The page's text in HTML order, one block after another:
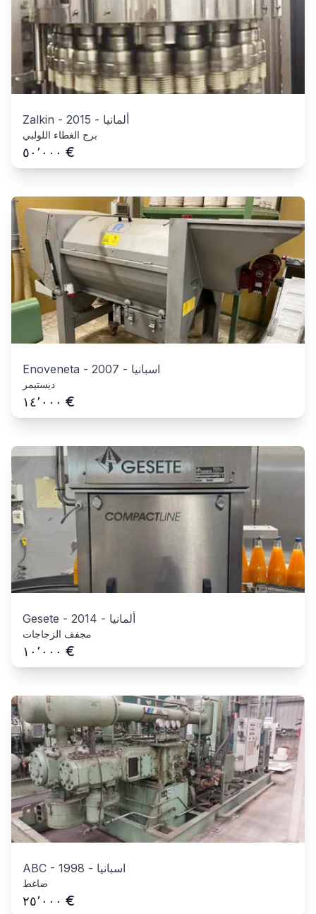
Zalkin - 2015 - ألمانيا
برج الغطاء اللولبي
٥٠٬٠٠٠ €
Enoveneta - 2007 - اسبانيا
ديستيمر
١٤٬٠٠٠ €
Gesete - 2014 - ألمانيا
مجفف الزجاجات
١٠٬٠٠٠ €
ABC - 1998 - اسبانيا
ضاغط
٢٥٬٠٠٠ €